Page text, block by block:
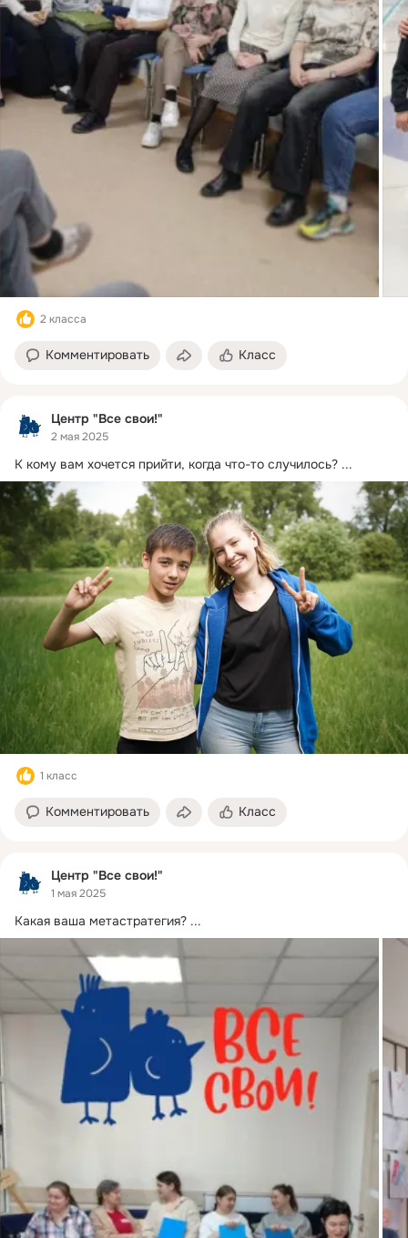
2 класса
Комментировать Класс
Центр "Все свои!"
2 мая 2025
К кому вам хочется прийти, когда что-то случилось? ...
1 класс
Комментировать Класс
Центр "Все свои!"
1 мая 2025
Какая ваша метастратегия? ...